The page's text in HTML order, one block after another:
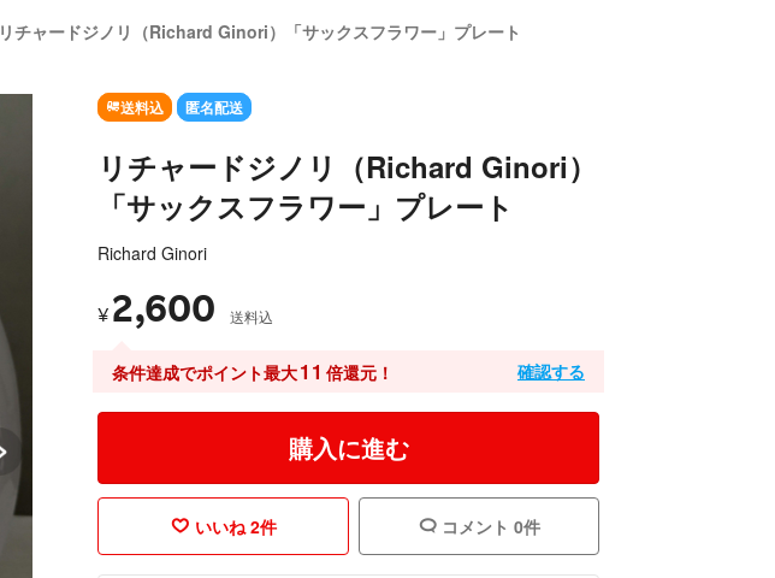
リチャードジノリ（Richard Ginori）「サックスフラワー」プレート
送料込 匿名配送
リチャードジノリ（Richard Ginori）
「サックスフラワー」プレート
Richard Ginori
¥ 2,600 送料込
条件達成でポイント最大11 倍還元！ 確認する
購入に進む
いいね 2件 コメント 0件